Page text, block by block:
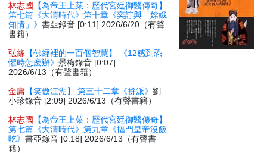
林志國
【為帝王上菜：歷代宮廷御醫傳奇】
第七篇《大清時代》第十章《奕詝與「嫦娥
知情」》書亞錄音 [0:11] 2026/6/20（有聲
書籍）
弘緣 【佛經裡的一百個智慧】 《12感到恐
懼時怎麽辦》景梅錄音 [0:07]
2026/6/13（有聲書籍）
金庸 【笑傲江湖】 第三十二章《拚派》劉
小珍錄音 [2:09] 2026/6/13（有聲書籍）
林志國
【為帝王上菜：歷代宮廷御醫傳奇】
第七篇《大清時代》第九章《摳門皇帝沒飯
吃》書亞錄音 [0:18] 2026/6/13（有聲書
籍）